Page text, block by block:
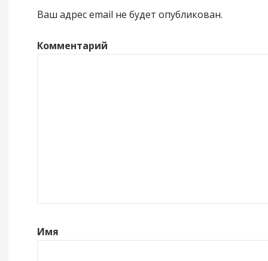
Ваш адрес email не будет опубликован.
Комментарий
Имя